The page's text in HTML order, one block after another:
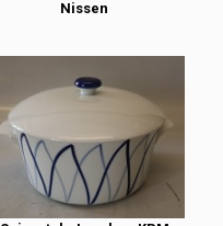
Nissen